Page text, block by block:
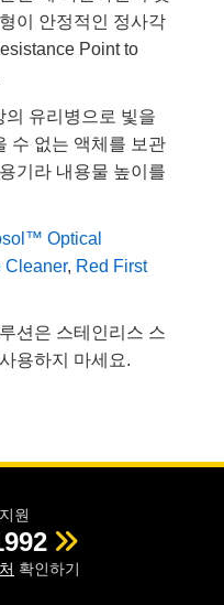
이 안정적인 정사각
Point to
의 유리병으로 빛을
수 없는 액체를 보관
기라 내용물 높이를
Optical
Cleaner, Red First
션은 스테인리스 스
용하지 마세요.
원
확인하기